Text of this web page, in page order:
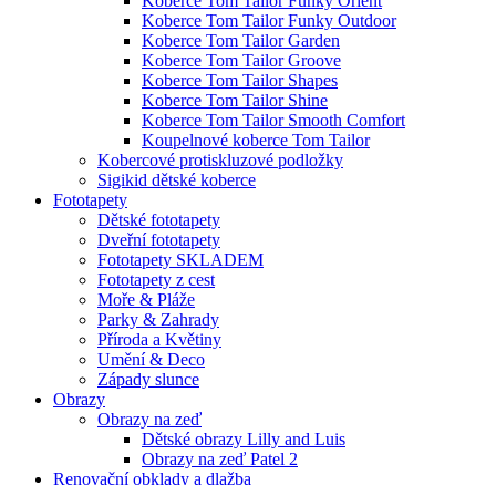
Koberce Tom Tailor Funky Outdoor
Koberce Tom Tailor Garden
Koberce Tom Tailor Groove
Koberce Tom Tailor Shapes
Koberce Tom Tailor Shine
Koberce Tom Tailor Smooth Comfort
Koupelnové koberce Tom Tailor
Kobercové protiskluzové podložky
Sigikid dětské koberce
Fototapety
Dětské fototapety
Dveřní fototapety
Fototapety SKLADEM
Fototapety z cest
Moře & Pláže
Parky & Zahrady
Příroda a Květiny
Umění & Deco
Západy slunce
Obrazy
Obrazy na zeď
Dětské obrazy Lilly and Luis
Obrazy na zeď Patel 2
Renovační obklady a dlažba